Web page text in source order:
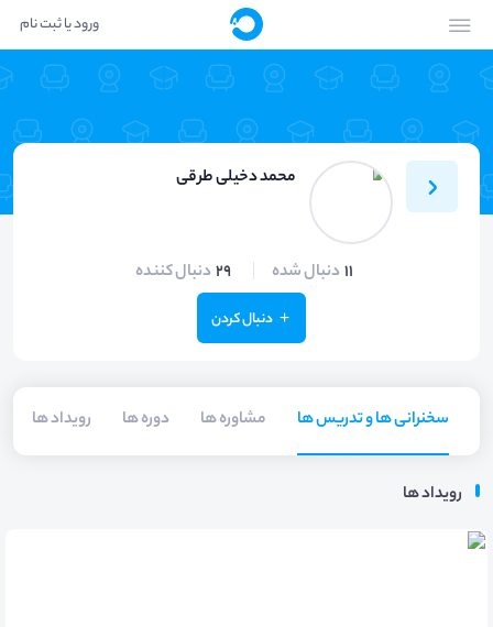
ورود یا ثبت نام
محمد دخیلی طرقی
11 دنبال شده 29 دنبال کننده
دنبال کردن
سخنرانی ها و تدریس ها مشاوره ها دوره ها رویداد ها
رویداد ها